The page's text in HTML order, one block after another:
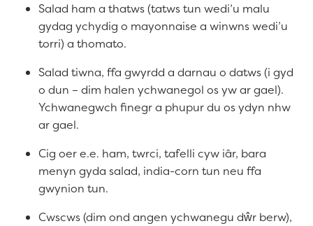
Salad ham a thatws (tatws tun wedi’u malu
gydag ychydig o mayonnaise a winwns wedi’u
torri) a thomato.
Salad tiwna, ffa gwyrdd a darnau o datws (i gyd
o dun – dim halen ychwanegol os yw ar gael).
Ychwanegwch finegr a phupur du os ydyn nhw
ar gael.
Cig oer e.e. ham, twrci, tafelli cyw iâr, bara
menyn gyda salad, india-corn tun neu ffa
gwynion tun.
Cwscws (dim ond angen ychwanegu dŵr berw),